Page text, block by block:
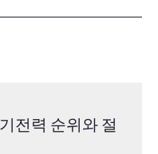
전력 순위와 절